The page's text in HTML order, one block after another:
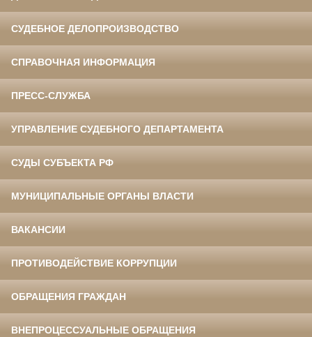
СУДЕБНОЕ ДЕЛОПРОИЗВОДСТВО
СПРАВОЧНАЯ ИНФОРМАЦИЯ
ПРЕСС-СЛУЖБА
УПРАВЛЕНИЕ СУДЕБНОГО ДЕПАРТАМЕНТА
СУДЫ СУБЪЕКТА РФ
МУНИЦИПАЛЬНЫЕ ОРГАНЫ ВЛАСТИ
ВАКАНСИИ
ПРОТИВОДЕЙСТВИЕ КОРРУПЦИИ
ОБРАЩЕНИЯ ГРАЖДАН
ВНЕПРОЦЕССУАЛЬНЫЕ ОБРАЩЕНИЯ